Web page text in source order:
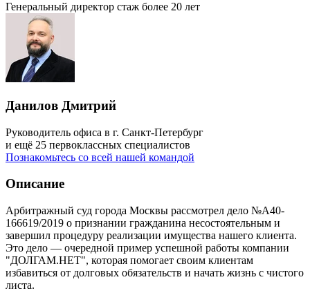
Генеральный директор стаж более 20 лет
Данилов Дмитрий
Руководитель офиса в г. Санкт-Петербург
и ещё 25 первоклассных специалистов
Познакомьтесь со всей нашей командой
Описание
Арбитражный суд города Москвы рассмотрел дело №А40-
166619/2019 о признании гражданина несостоятельным и
завершил процедуру реализации имущества нашего клиента.
Это дело — очередной пример успешной работы компании
"ДОЛГАМ.НЕТ", которая помогает своим клиентам
избавиться от долговых обязательств и начать жизнь с чистого
листа.